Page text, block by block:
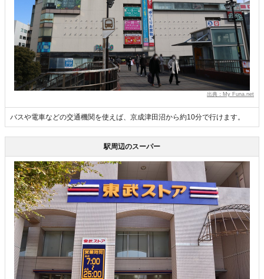
出典：My Funa.net
バスや電車などの交通機関を使えば、京成津田沼から約10分で行けます。
駅周辺のスーパー